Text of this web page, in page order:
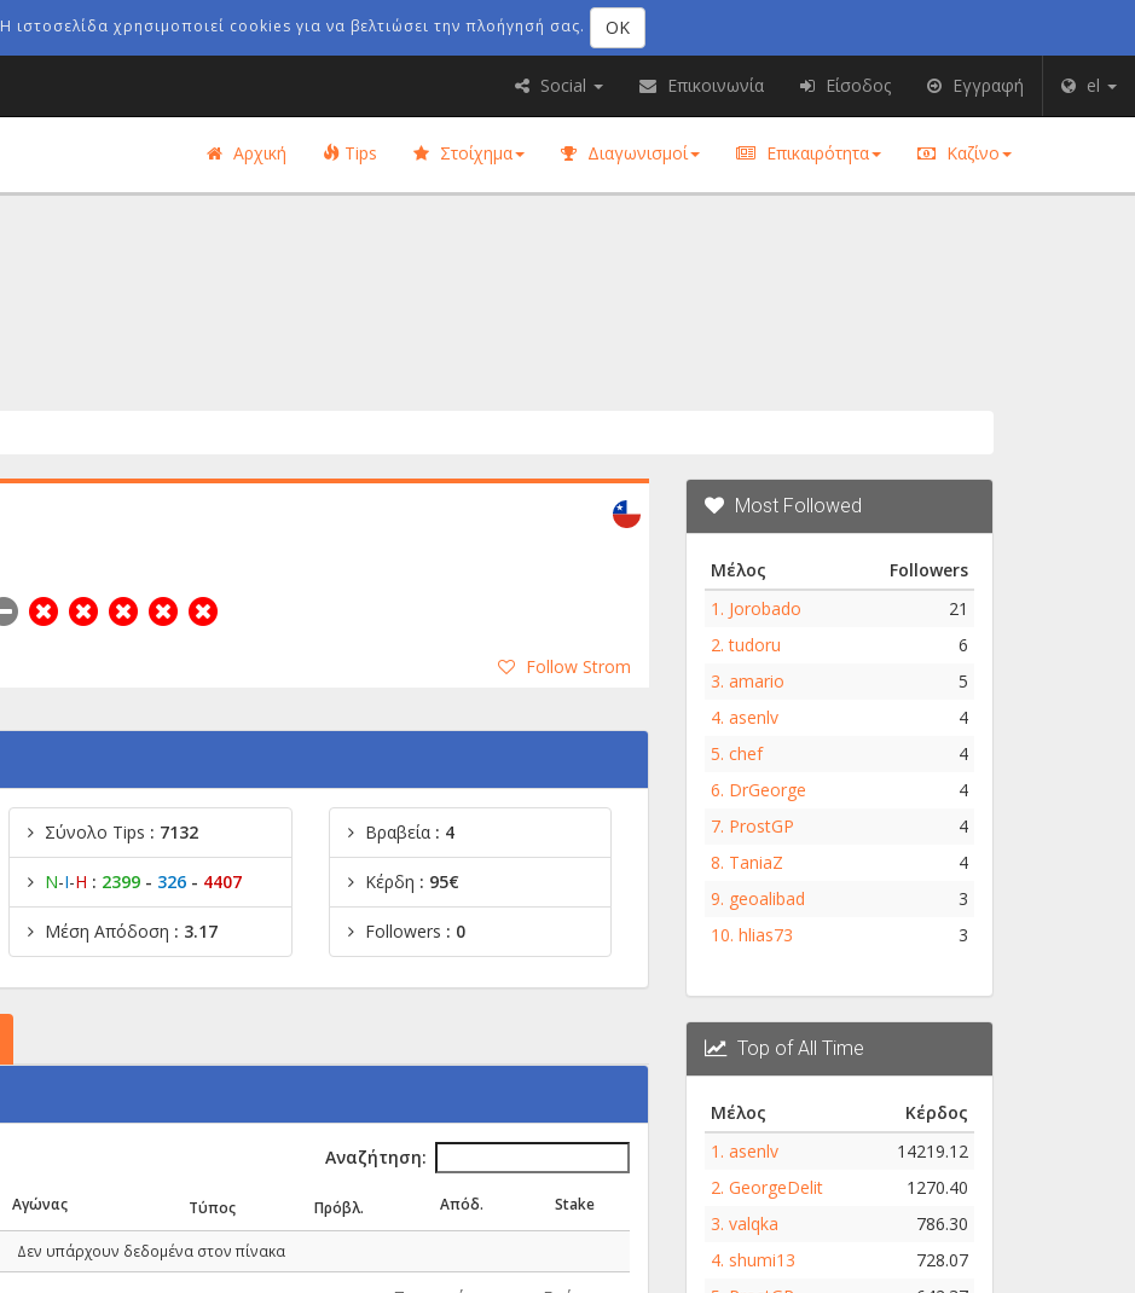
Η ιστοσελίδα χρησιμοποιεί cookies για να βελτιώσει την πλοήγησή σας. OK
Αρχική Tips Στοίχημα Διαγωνισμοί Επικαιρότητα Καζίνο
Chile
Follow Strom
Σύνολο Tips : 7132
Ν-Ι-Η : 2399 - 326 - 4407
Μέση Απόδοση : 3.17
Βραβεία : 4
Κέρδη : 95€
Followers : 0
Αναζήτηση:
Αγώνας Τύπος Πρόβλ. Απόδ. Stake
Δεν υπάρχουν δεδομένα στον πίνακα
Most Followed
Μέλος
Followers
1. Jorobado
21
2.tudoru
6
3. amario
5
4. asenlv
4
5. chef
4
6. DrGeorge
4
7. ProstGP
4
8. TaniaZ
4
9. geoalibad
3
10. hlias73 3
Top of All Time
Μέλος
Κέρδος
1. asenlv
14219.12
2. GeorgeDelit
1270.40
3. valqka
786.30
4. shumi13
728.07
Social Επικοινωνία Είσοδος Εγγραφή el